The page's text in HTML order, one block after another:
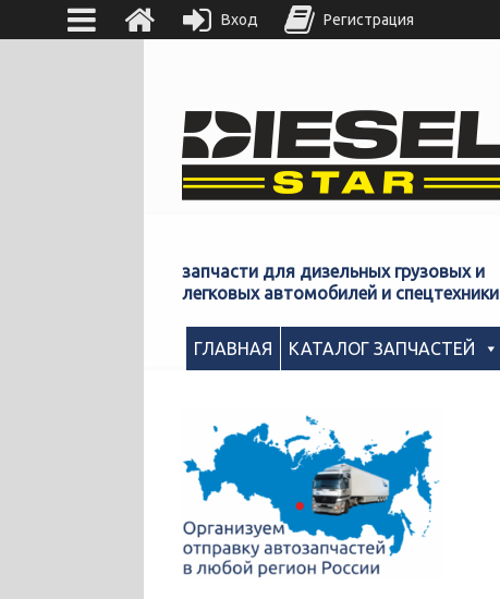
запчасти для дизельных грузовых и
легковых автомобилей и спецтехники
ГЛАВНАЯ КАТАЛОГ ЗАПЧАСТЕЙ
Вход Регистрация